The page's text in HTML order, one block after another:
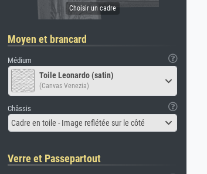
Moyen et brancard
Médium
Toile Leonardo (satin)
(Canvas Venezia)
Châssis
Cadre en toile - Image reflétée sur le côté
Verre et Passepartout